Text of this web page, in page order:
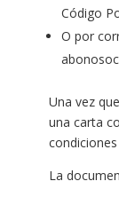
Código
O por
Una vez
una carta
La